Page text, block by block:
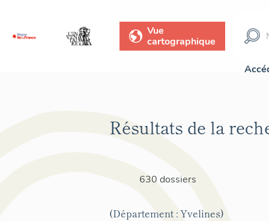
Vue
cartographique
Résultats de la
630 dossiers
(Département : Yvelines)